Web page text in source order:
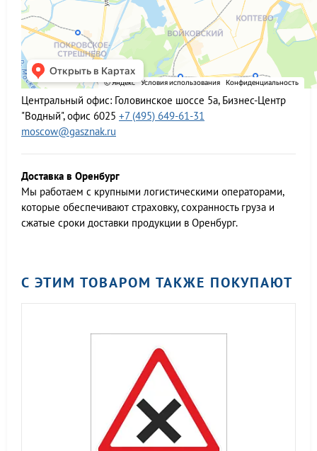
Центральный офис: Головинское шоссе 5а, Бизнес-Центр
"Водный", офис 6025 +7 (495) 649-61-31
moscow@gasznak.ru
Доставка в Оренбург
Мы работаем c крупными логистическими операторами,
которые обеспечивают страховку, сохранность груза и
сжатые сроки доставки продукции в Оренбург.
С ЭТИМ ТОВАРОМ ТАКЖЕ ПОКУПАЮТ